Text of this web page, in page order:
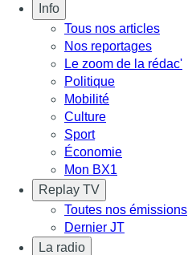
Info
Tous nos articles
Nos reportages
Le zoom de la rédac'
Politique
Mobilité
Culture
Sport
Économie
Mon BX1
Replay TV
Toutes nos émissions
Dernier JT
La radio